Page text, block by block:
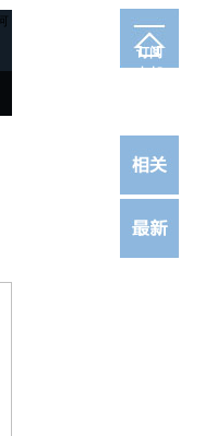
订阅
电邮